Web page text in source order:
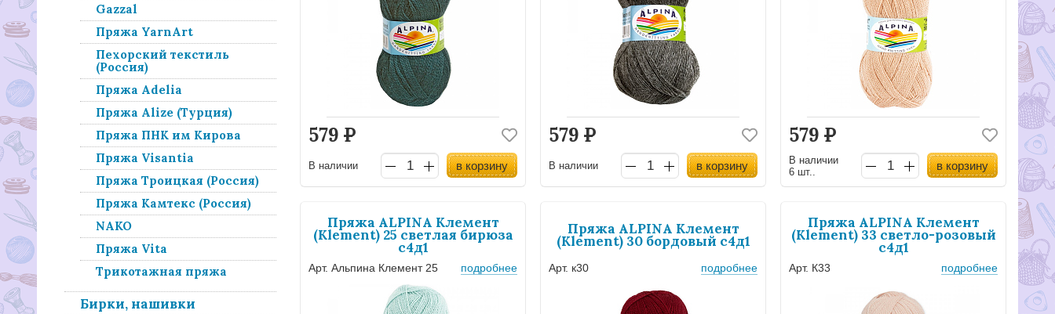
Gazzal
Пряжа YarnArt
Пехорский текстиль
(Россия)
Пряжа Adelia
Пряжа Alize (Турция)
Пряжа ПНК им Кирова
Пряжа Visantia
Пряжа Троицкая (Россия)
Пряжа Камтекс (Россия)
NAKO
Пряжа Vita
Трикотажная пряжа
Бирки, нашивки
579 Р
В наличии в корзину
579 Р
В наличии в корзину
579 Р
В наличии
6 шт..
в корзину
Пряжа ALPINA Клемент
(Klement) 25 светлая бирюза
с4д1
Арт. Альпина Клемент 25 подробнее
Пряжа ALPINA Клемент
(Klement) 30 бордовый с4д1
Арт. к30 подробнее
Пряжа ALPINA Клемент
(Klement) 33 светло-розовый
с4д1
Арт. К33 подробнее